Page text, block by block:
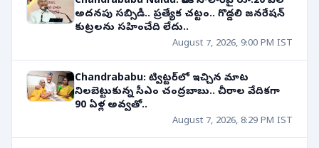
అదనపు సబ్సిడీ.. ప్రత్యేక చట్టం.. గొడ్డలి జనరేషన్
కుట్రలను సహించేది లేదు..
August 7, 2026, 9:00 PM IST
Chandrababu: ట్విట్టర్‌లో ఇచ్చిన మాట
నిలబెట్టుకున్న సీఎం చంద్రబాబు.. చీరాల వేదికగా
90 ఏళ్ల అవ్వతో..
August 7, 2026, 8:29 PM IST